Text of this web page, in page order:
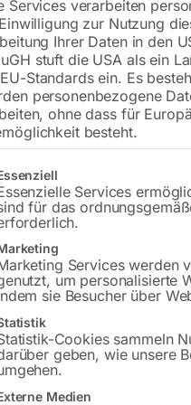
€
inkl.
Services verarbeiten
zur Nutzung
Ihrer Daten in den
stuft die USA als ein
Standards ein. Es
personenbezogene
ohne dass für
besteht.
eine Liste der Service-
Services
für das
Services werden
um personalisierte
sie Besucher über
Cookies sammeln
geben, wie unsere
Medien